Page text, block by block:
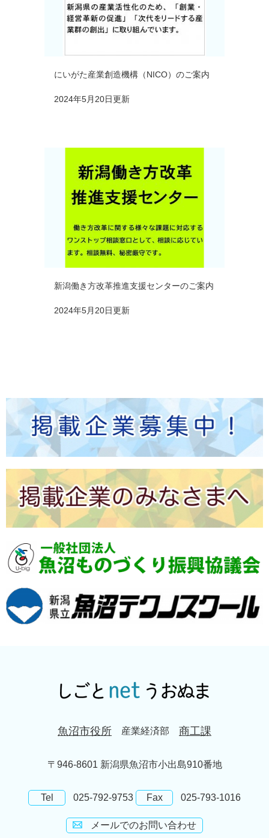
にいがた産業創造機構（NICO）のご案内
2024年5月20日更新
新潟働き方改革推進支援センターのご案内
2024年5月20日更新
魚沼市役所 産業経済部 商工課
〒946-8601 新潟県魚沼市小出島910番地
Tel 025-792-9753 Fax 025-793-1016
メールでのお問い合わせ